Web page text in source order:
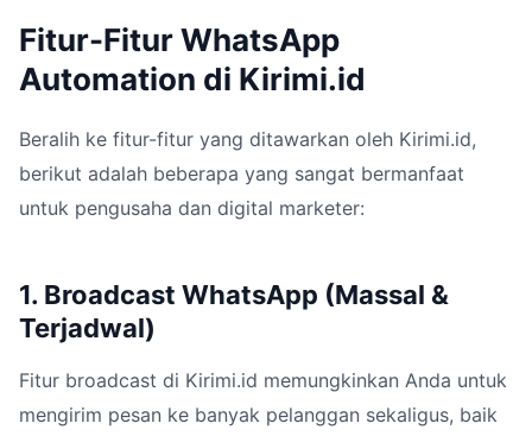
Fitur-Fitur WhatsApp
Automation di Kirimi.id
Beralih ke fitur-fitur yang ditawarkan oleh Kirimi.id,
berikut adalah beberapa yang sangat bermanfaat
untuk pengusaha dan digital marketer:
1. Broadcast WhatsApp (Massal &
Terjadwal)
Fitur broadcast di Kirimi.id memungkinkan Anda untuk
mengirim pesan ke banyak pelanggan sekaligus, baik